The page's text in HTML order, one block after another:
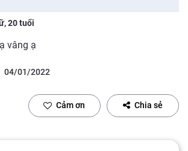
20 tuổi
vâng ạ
04/01/2022
Cảm ơn Chia sẻ